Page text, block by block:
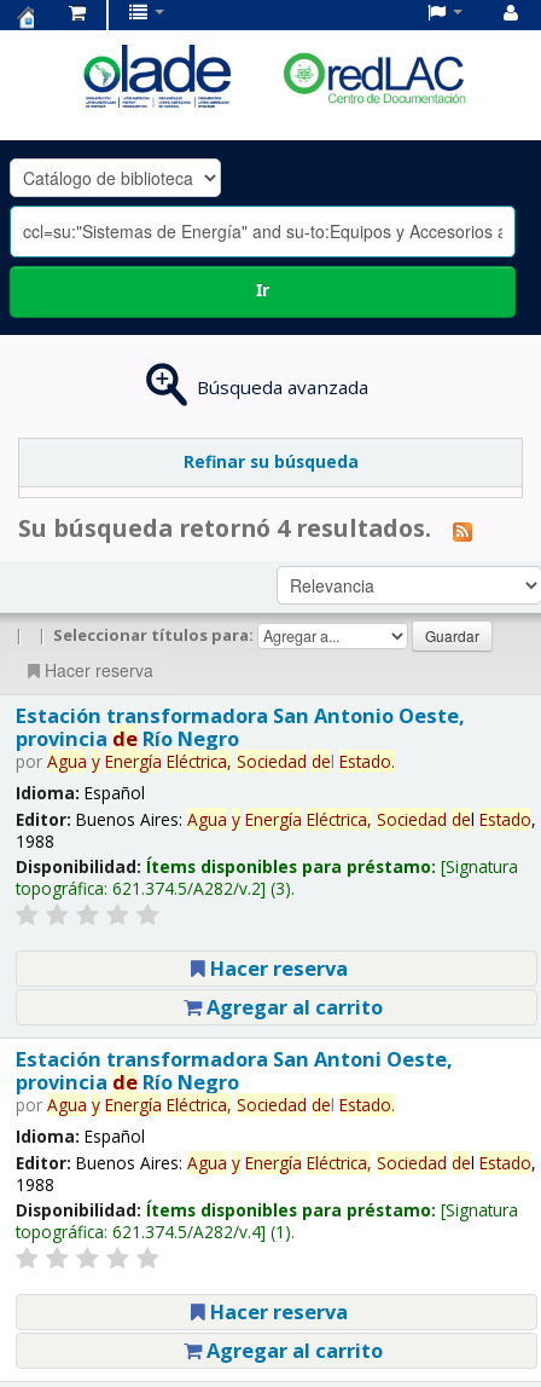
OLADE
-
Ir
Búsqueda avanzada
Refinar su búsqueda
Su búsqueda retornó 4 resultados.
| | Seleccionar títulos para:
Hacer reserva
Estación transformadora San Antonio Oeste,
provincia deRío Negro
por Agua y Energía Eléctrica, Sociedad del Estado.
Idioma: Español
Editor: Buenos Aires: Agua y Energía Eléctrica, Sociedad del Estado,
1988
Disponibilidad: Ítems disponibles para préstamo: Signatura
topográfica: 621.374.5/A282/v.2 (3).
Hacer reserva
Agregar al carrito
Estación transformadora San Antoni Oeste,
provincia deRío Negro
por Agua y Energía Eléctrica, Sociedad del Estado.
Idioma: Español
Editor: Buenos Aires: Agua y Energía Eléctrica, Sociedad del Estado,
1988
Disponibilidad: Ítems disponibles para préstamo: Signatura
topográfica: 621.374.5/A282/v.4 (1).
Hacer reserva
Agregar al carrito